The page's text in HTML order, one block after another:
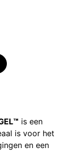
™ is een
is voor het
en een